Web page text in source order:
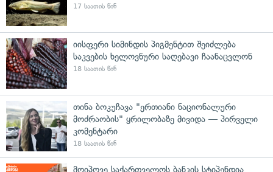
17 საათის წინ
იისფერი სიმინდის პიგმენტით შეიძლება
საკვების ხელოვნური საღებავი ჩაანაცვლონ
18 საათის წინ
თინა ბოკუჩავა "ერთიანი ნაციონალური
მოძრაობის" ყრილობაზე მივიდა — პირველი
კომენტარი
18 საათის წინ
მოიპოვე საქართველოს ბანკის სტიპენდია